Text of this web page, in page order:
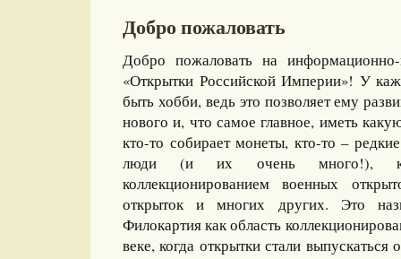
Добро пожаловать
Добро пожаловать на информационно-
«Открытки Российской Империи»! У
быть хобби, ведь это позволяет ему
нового и, что самое главное, иметь
кто-то собирает монеты, кто-то –
люди (и их очень много!),
коллекционированием военных
открыток и многих других. Это
Филокартия как область
веке, когда открытки стали